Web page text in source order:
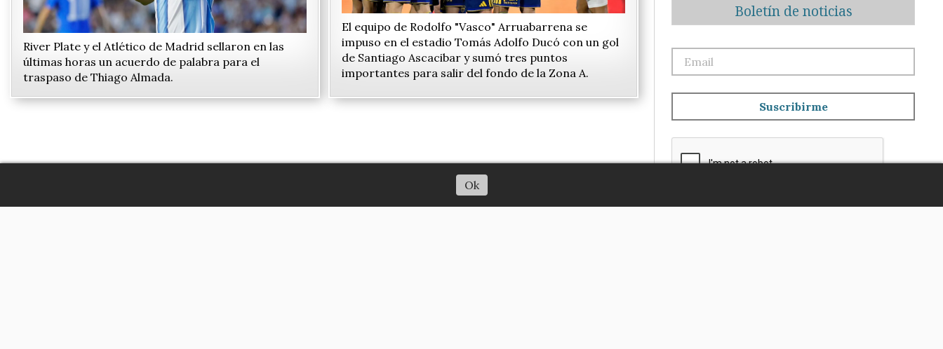
River Plate y el Atlético de Madrid sellaron en las
últimas horas un acuerdo de palabra para el
traspaso de Thiago Almada.
El equipo de Rodolfo "Vasco" Arruabarrena se
impuso en el estadio Tomás Adolfo Ducó con un gol
de Santiago Ascacibar y sumó tres puntos
importantes para salir del fondo de la Zona A.
Boletín de noticias
Suscribirme
Ok